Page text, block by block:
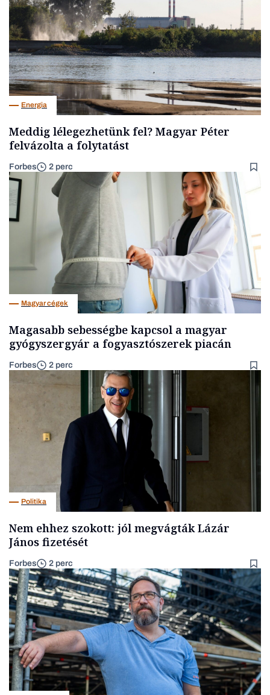
Energia
Meddig lélegezhetünk fel? Magyar Péter
felvázolta a folytatást
Forbes 2 perc
Magyar cégek
Magasabb sebességbe kapcsol a magyar
gyógyszergyár a fogyasztószerek piacán
Forbes 2 perc
Politika
Nem ehhez szokott: jól megvágták Lázár
János fizetését
Forbes 2 perc